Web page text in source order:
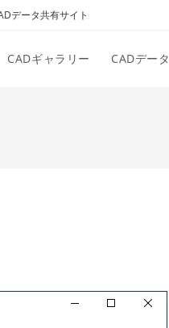
データ共有サイト
CADギャラリー CADデータ